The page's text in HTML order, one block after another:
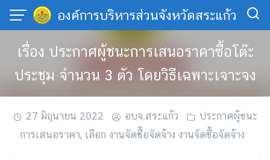
Skip
content
องค์การบริหารส่วนจังหวัดสระแก้ว
เรื่อง ประกาศผู้ชนะการเสนอราคาซื้อโต๊ะ
ประชุม จำนวน 3 ตัว โดยวิธีเฉพาะเจาะจง
27 มิถุนายน 2022 อบจ.สระแก้ว
ประกาศผู้ชนะ
การเสนอราคา, เลือก งานจัดซื้อจัดจ้าง งานจัดซื้อจัดจ้าง